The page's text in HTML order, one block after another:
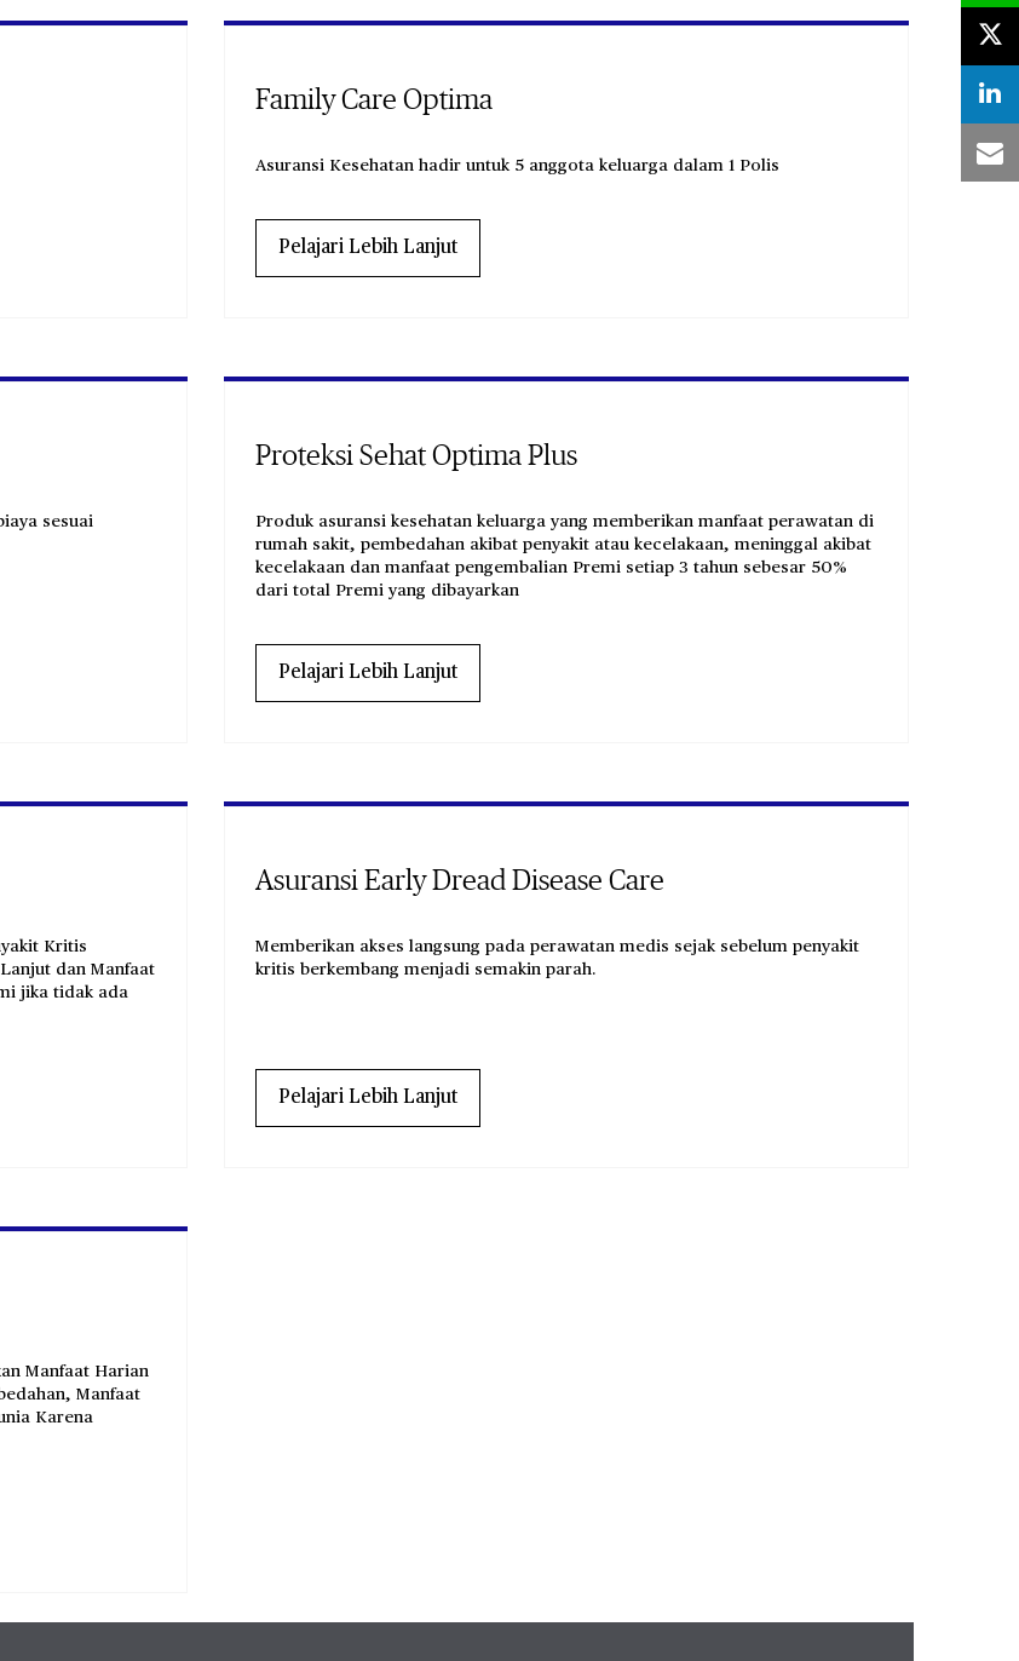
Family Care Optima
Asuransi Kesehatan hadir untuk 5 anggota keluarga dalam 1 Polis
Pelajari Lebih Lanjut
sesuai
Proteksi Sehat Optima Plus
Produk asuransi kesehatan keluarga yang memberikan manfaat perawatan di
rumah sakit, pembedahan akibat penyakit atau kecelakaan, meninggal akibat
kecelakaan dan manfaat pengembalian Premi setiap 3 tahun sebesar 50%
dari total Premi yang dibayarkan
Pelajari Lebih Lanjut
Kritis
dan Manfaat
jika tidak ada
Asuransi Early Dread Disease Care
Memberikan akses langsung pada perawatan medis sejak sebelum penyakit
kritis berkembang menjadi semakin parah.
Pelajari Lebih Lanjut
Manfaat Harian
Manfaat
Karena